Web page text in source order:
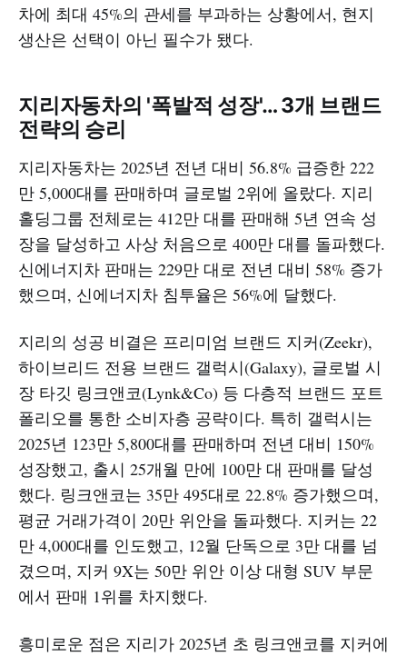
차에 최대 45%의 관세를 부과하는 상황에서, 현지
생산은 선택이 아닌 필수가 됐다.
지리자동차의 '폭발적 성장'… 3개 브랜드
전략의 승리
지리자동차는 2025년 전년 대비 56.8% 급증한 222
만 5,000대를 판매하며 글로벌 2위에 올랐다. 지리
홀딩그룹 전체로는 412만 대를 판매해 5년 연속 성
장을 달성하고 사상 처음으로 400만 대를 돌파했다.
신에너지차 판매는 229만 대로 전년 대비 58% 증가
했으며, 신에너지차 침투율은 56%에 달했다.
지리의 성공 비결은 프리미엄 브랜드 지커(Zeekr),
하이브리드 전용 브랜드 갤럭시(Galaxy), 글로벌 시
장 타깃 링크앤코(Lynk&Co) 등 다층적 브랜드 포트
폴리오를 통한 소비자층 공략이다. 특히 갤럭시는
2025년 123만 5,800대를 판매하며 전년 대비 150%
성장했고, 출시 25개월 만에 100만 대 판매를 달성
했다. 링크앤코는 35만 495대로 22.8% 증가했으며,
평균 거래가격이 20만 위안을 돌파했다. 지커는 22
만 4,000대를 인도했고, 12월 단독으로 3만 대를 넘
겼으며, 지커 9X는 50만 위안 이상 대형 SUV 부문
에서 판매 1위를 차지했다.
흥미로운 점은 지리가 2025년 초 링크앤코를 지커에